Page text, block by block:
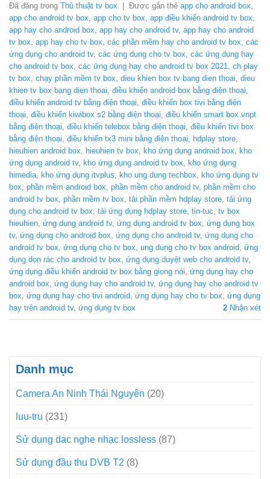
Đã đăng trong Thủ thuật tv box Được gắn thẻ app cho android box
app cho android tv box app cho tv box app điều khiển android tv box
app hay cho android box app hay cho android tv, app hay cho android
tv box app hay cho tv box các phần mềm hay cho android tv box các
ứng dụng cho android tv, các ứng dụng cho tv box các ứng dụng hay
cho android tv box các ứng dụng hay cho android tv box 2021
ch play
tv box chạy phần mềm tv box dieu khien box tv bang dien thoai dieu
khien tv box bang dien thoai điều khiển android box bằng điện thoại
điều khiển android tv bằng điện thoại điều khiển box tivi bằng điện
thoại điều khiển kiwibox s2 bằng điện thoại điều khiển smart box vnpt
bằng điện thoại điều khiển telebox bằng điện thoại điều khiển tivi box
bằng điện thoại điều khiển tx3 mini bằng điện thoại hdplay store
hieuhien android box
hieuhien tv box kho ứng dụng android box
kho
ứng dụng android tv, kho ứng dụng android tv box
kho ứng dụng
himedia
kho ứng dụng itvplus kho ung dung techbox
kho ứng dụng tv
box phần mềm android box phần mềm cho android tv, phần mềm cho
android tv box phần mềm tv box tải phần mềm hdplay store tải ứng
dụng cho android tv box tải ứng dụng hdplay store tin-tuc tv box
hieuhien ứng dụng android tv, ứng dụng android tv box ứng dụng box
tv, ứng dụng cho android box ứng dụng cho android tv, ứng dụng cho
android tv box ứng dụng cho tv box ung dung cho tv box android ứng
dụng dọn rác cho android tv box ứng dụng duyệt web cho android tv,
ứng dụng điều khiển android tv box bằng giọng nói ứng dụng hay cho
android box ứng dụng hay cho android tv, ứng dụng hay cho android tv
box ứng dụng hay cho tivi android ứng dụng hay cho tv box ứng dụng
hay trên android tv, ứng dụng tv box 2 Nhận xét
Danh mục
Camera An Ninh Thái Nguyên (20)
luu-tru (231)
Sử dụng dac nghe nhạc lossless (87)
Sử dụng đầu thu DVB T2 (8)